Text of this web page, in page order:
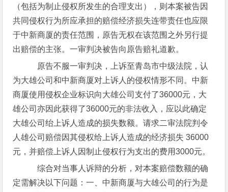
（包括为制止侵权所发生的合理支出），则本案被告因
共同侵权行为所应承担的赔偿经济损失连带责任也应限
于中新商厦的责任范围，原告无权在该范围之外另行提
出赔偿的主张。一审判决被告向原告赔礼道歉。
原告不服一审判决，上诉至青岛市中级法院，认
为大雄公司和中新商厦对上诉人的侵权情形不同。中新
商厦使用侵权企业标识向大雄公司支付了36000元，大
雄公司亦因此获得了36000元的非法收入，应以此确定
大雄公司绐上诉人造成的损失数额。请求二审法院判令
人雄公司赔偿因其侵权给上诉人造成的经济损失 36000
元，并赔偿上诉人因制止侵权行为支出的费用3000元。
综合对当事人诉辩的分析，对本案赔偿数额的确
定需解决以下问题：一、中新商厦与大雄公司的行为是